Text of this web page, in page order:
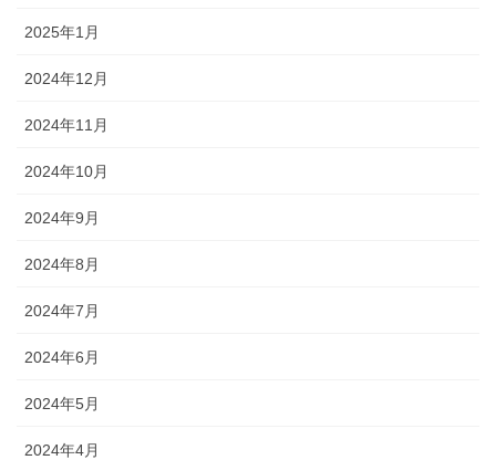
2025年1月
2024年12月
2024年11月
2024年10月
2024年9月
2024年8月
2024年7月
2024年6月
2024年5月
2024年4月